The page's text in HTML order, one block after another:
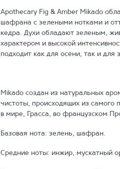
Apothecary Fig & Amber Mikado
шафрана с зелеными нотками и
кедра. Духи обладают зеленым,
характером и высокой
подходит как для осени, так и для
Mikado создан из натуральных
чистоты, происходящих из самого
в мире, Грасса, во французском
Базовая нота: зелень, шафран.
Средние ноты: инжир, мускатный